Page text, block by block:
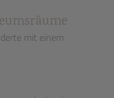
mit einem